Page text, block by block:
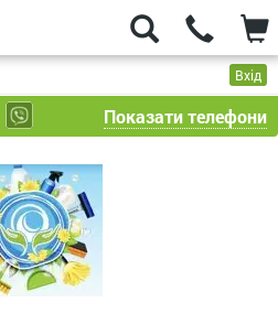
Вхід
Показати телефони